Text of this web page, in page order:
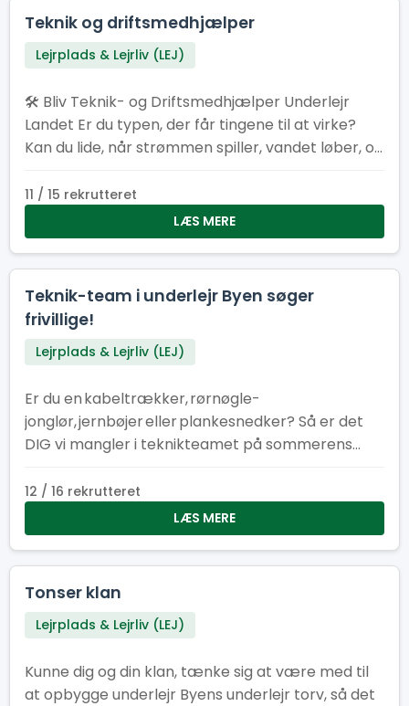
endnu federe!” 4. “Multihåndværker søges! Løn:
Kaffe, godt selskab og følelsen af at være dagens
helt.” 5. “Kan du fikse ting, der knirker, knager eller
Teknik og driftsmedhjælper
Lejrplads & Lejrliv (LEJ)
🛠️ Bliv Teknik- og Driftsmedhjælper Underlejr
Landet Er du typen, der får tingene til at virke?
Kan du lide, når strømmen spiller, vandet løber, og
driftsmedhjælper bliver du en del af holdet bag
kulisserne, der får lejren til at hænge sammen.
11 / 15 rekrutteret
LÆS MERE
Teknik-team i underlejr Byen søger
frivillige!
Lejrplads & Lejrliv (LEJ)
Er du en kabeltrækker, rørnøgle-
jonglør, jernbøjer eller plankesnedker? Så er det
DIG vi mangler i teknikteamet på sommerens
12 / 16 rekrutteret
LÆS MERE
Tonser klan
Lejrplads & Lejrliv (LEJ)
Kunne dig og din klan, tænke sig at være med til
at opbygge underlejr Byens underlejr torv, så det